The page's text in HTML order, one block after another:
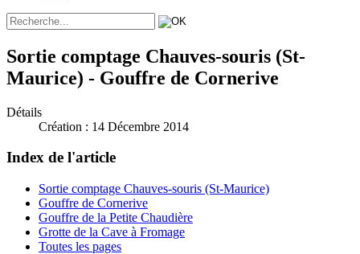
Sortie comptage Chauves-souris (St-
Maurice) - Gouffre de Cornerive
Détails
Création : 14 Décembre 2014
Index de l'article
Sortie comptage Chauves-souris (St-Maurice)
Gouffre de Cornerive
Gouffre de la Petite Chaudière
Grotte de la Cave à Fromage
Toutes les pages